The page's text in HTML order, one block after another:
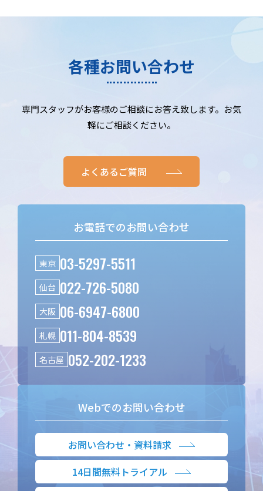
各種お問い合わせ
専門スタッフがお客様のご相談にお答え致します。お気
軽にご相談ください。
よくあるご質問
お電話でのお問い合わせ
東京 03-5297-5511
仙台 022-726-5080
大阪 06-6947-6800
札幌 011-804-8539
名古屋 052-202-1233
Webでのお問い合わせ
お問い合わせ・資料請求
14日間無料トライアル